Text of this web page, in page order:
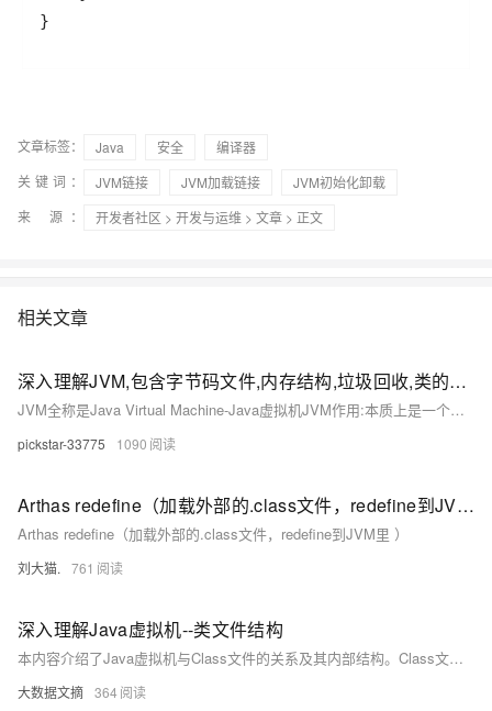
}
文章标签： Java 安全
编译器
关键词：
JVM链接 JVM加载链接
JVM初始化卸载
来 源：
开发者社区 > 开发与运维 > 文章 > 正文
相关文章
深入理解JVM,包含字节码文件,内存结构,垃圾回收,类的声明周期,类加载器
JVM全称是Java Virtual Machine-Java虚拟机JVM作用:本质上是一个运行在计算机上的程序,职责是运行Java字节码文件,编译为机器码交由计算机运行类的生命周期概述:类的生命周期描述了一个类加载,使用,卸载的整个过类的生命周期阶段:类的声明周期主要分为五个阶段:加载->连接->初始化->使用->卸载,其中连接中分为三个小阶段验证->准备->解析类加载器的定义:JVM提供类加载器给Java程序去获取类和接口字节码数据类加载器的作用:类加载器接受字节码文件。
pickstar-33775 1090
Arthas redefine（加载外部的.class文件，redefine到JVM里 ）
Arthas redefine（加载外部的.class文件，redefine到JVM里 ）
刘大猫. 761
深入理解Java虚拟机--类文件结构
本内容介绍了Java虚拟机与Class文件的关系及其内部结构。Class文件是一种与语言无关的二进制格式，包含JVM指令集、符号表等信息。无论使用何种语言，只要能生成符合规范的Class文件，即可在JVM上运行。文章详细解析了Class文件的组成，包括魔数、版本号、常量池、访问标志、类索引、字段表、方法表和属性表等，并说明其在Java编译与运行过程中的作用。
大数据文摘 364